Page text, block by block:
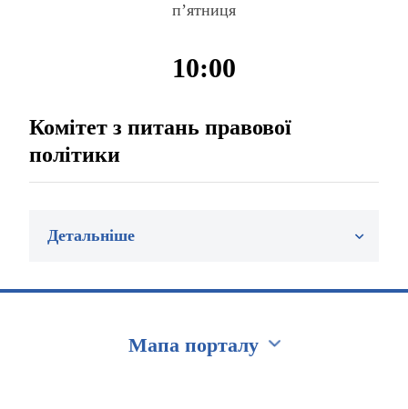
п’ятниця
10:00
Комітет з питань правової
політики
Детальніше
Мапа порталу